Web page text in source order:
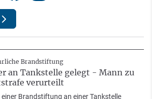
Brandstiftung
an Tankstelle gelegt - Mann zu
verurteilt
einer Brandstiftung an einer Tankstelle